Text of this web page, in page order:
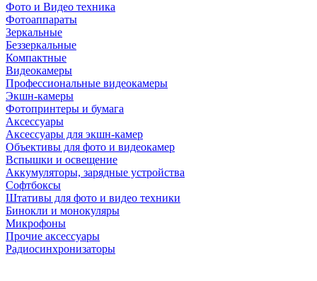
Фото и Видео техника
Фотоаппараты
Зеркальные
Беззеркальные
Компактные
Видеокамеры
Профессиональные видеокамеры
Экшн-камеры
Фотопринтеры и бумага
Аксессуары
Аксессуары для экшн-камер
Объективы для фото и видеокамер
Вспышки и освещение
Аккумуляторы, зарядные устройства
Софтбоксы
Штативы для фото и видео техники
Бинокли и монокуляры
Микрофоны
Прочие аксессуары
Радиосинхронизаторы